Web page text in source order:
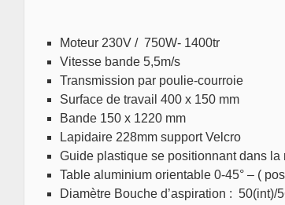
Moteur 230V / 750W- 1400tr
Vitesse bande 5,5m/s
Transmission par poulie-courroie
Surface de travail 400 x 150 mm
Bande 150 x 1220 mm
Lapidaire 228mm support Velcro
Guide plastique se positionnant dans la
Table aluminium orientable 0-45° – (
Diamètre Bouche d’aspiration : 50(int)/